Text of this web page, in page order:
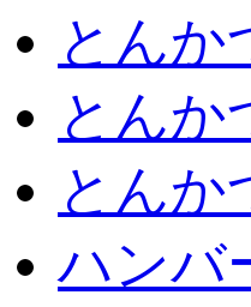
とんか
とんか
とんか
ハンバ